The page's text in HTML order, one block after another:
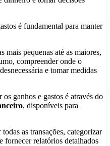
é fundamental para manter
mais pequenas até as maiores,
compreender onde o
e tomar medidas
ganhos e gastos é através do
, disponíveis para
as transações, categorizar
fornecer relatórios detalhados